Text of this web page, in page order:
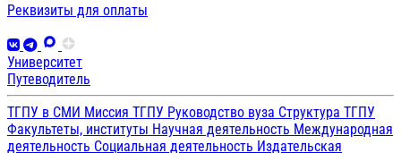
Реквизиты для оплаты
Университет
Путеводитель
ТГПУ в СМИ Миссия ТГПУ Руководство вуза Структура ТГПУ
Факультеты, институты Научная деятельность Международная
деятельность Социальная деятельность Издательская